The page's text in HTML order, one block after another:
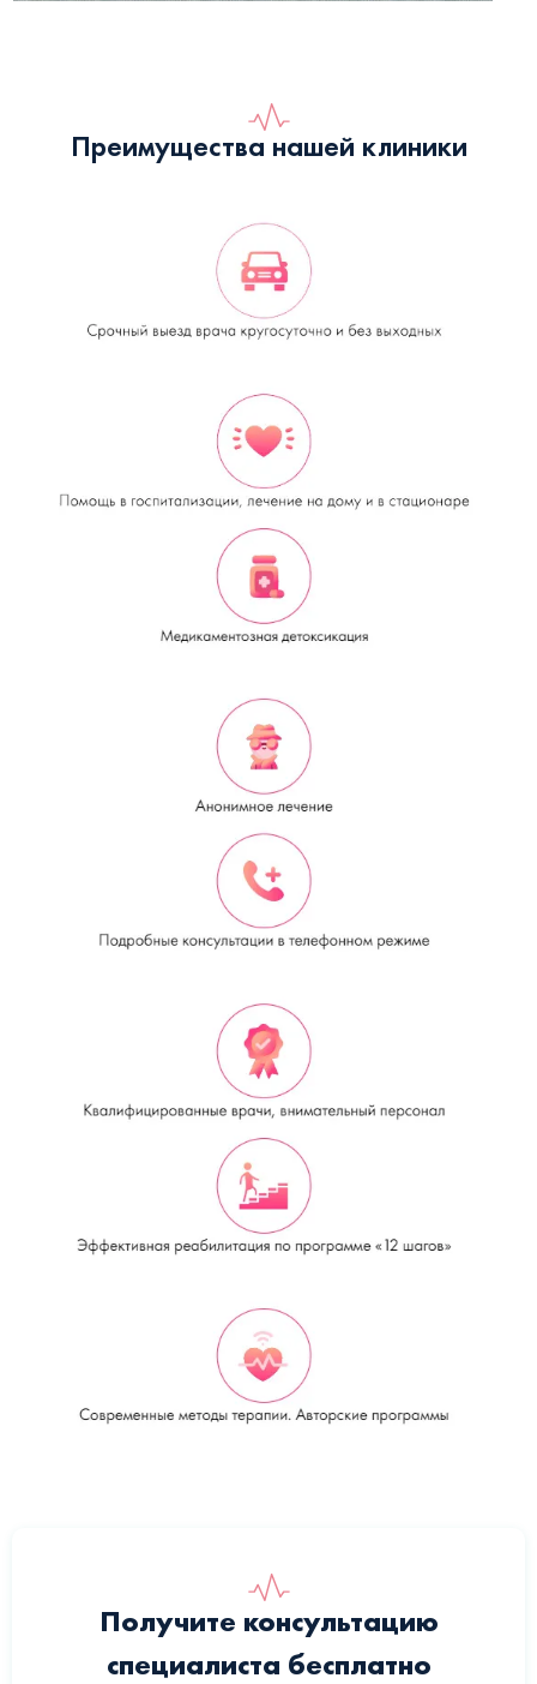
Преимущества нашей клиники
Получите консультацию
специалиста бесплатно